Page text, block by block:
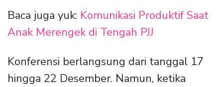
Baca juga yuk: Komunikasi Produktif Saat
Anak Merengek di Tengah PJJ
Konferensi berlangsung dari tanggal 17
hingga 22 Desember. Namun, ketika